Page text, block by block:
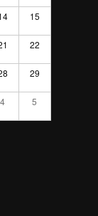
15
22
29
4 5